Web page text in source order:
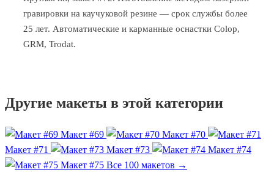
гравировки на каучуковой резине — срок службы более
25 лет. Автоматические и карманные оснастки Colop,
GRM, Trodat.
Другие макеты в этой категории
Макет #69
Макет #70
Макет #71
Макет #73
Макет #74
Макет #75 Все 100 макетов →